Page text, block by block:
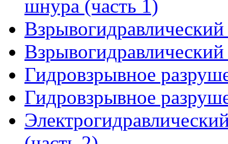
шнура (часть 1)
Гидровзрывное
Гидровзрывное